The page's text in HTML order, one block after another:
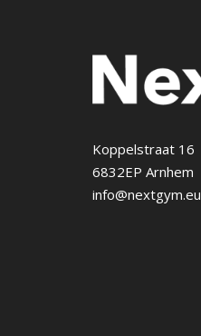
Koppelstraat 16
6832EP Arnhem
info@nextgym.eu